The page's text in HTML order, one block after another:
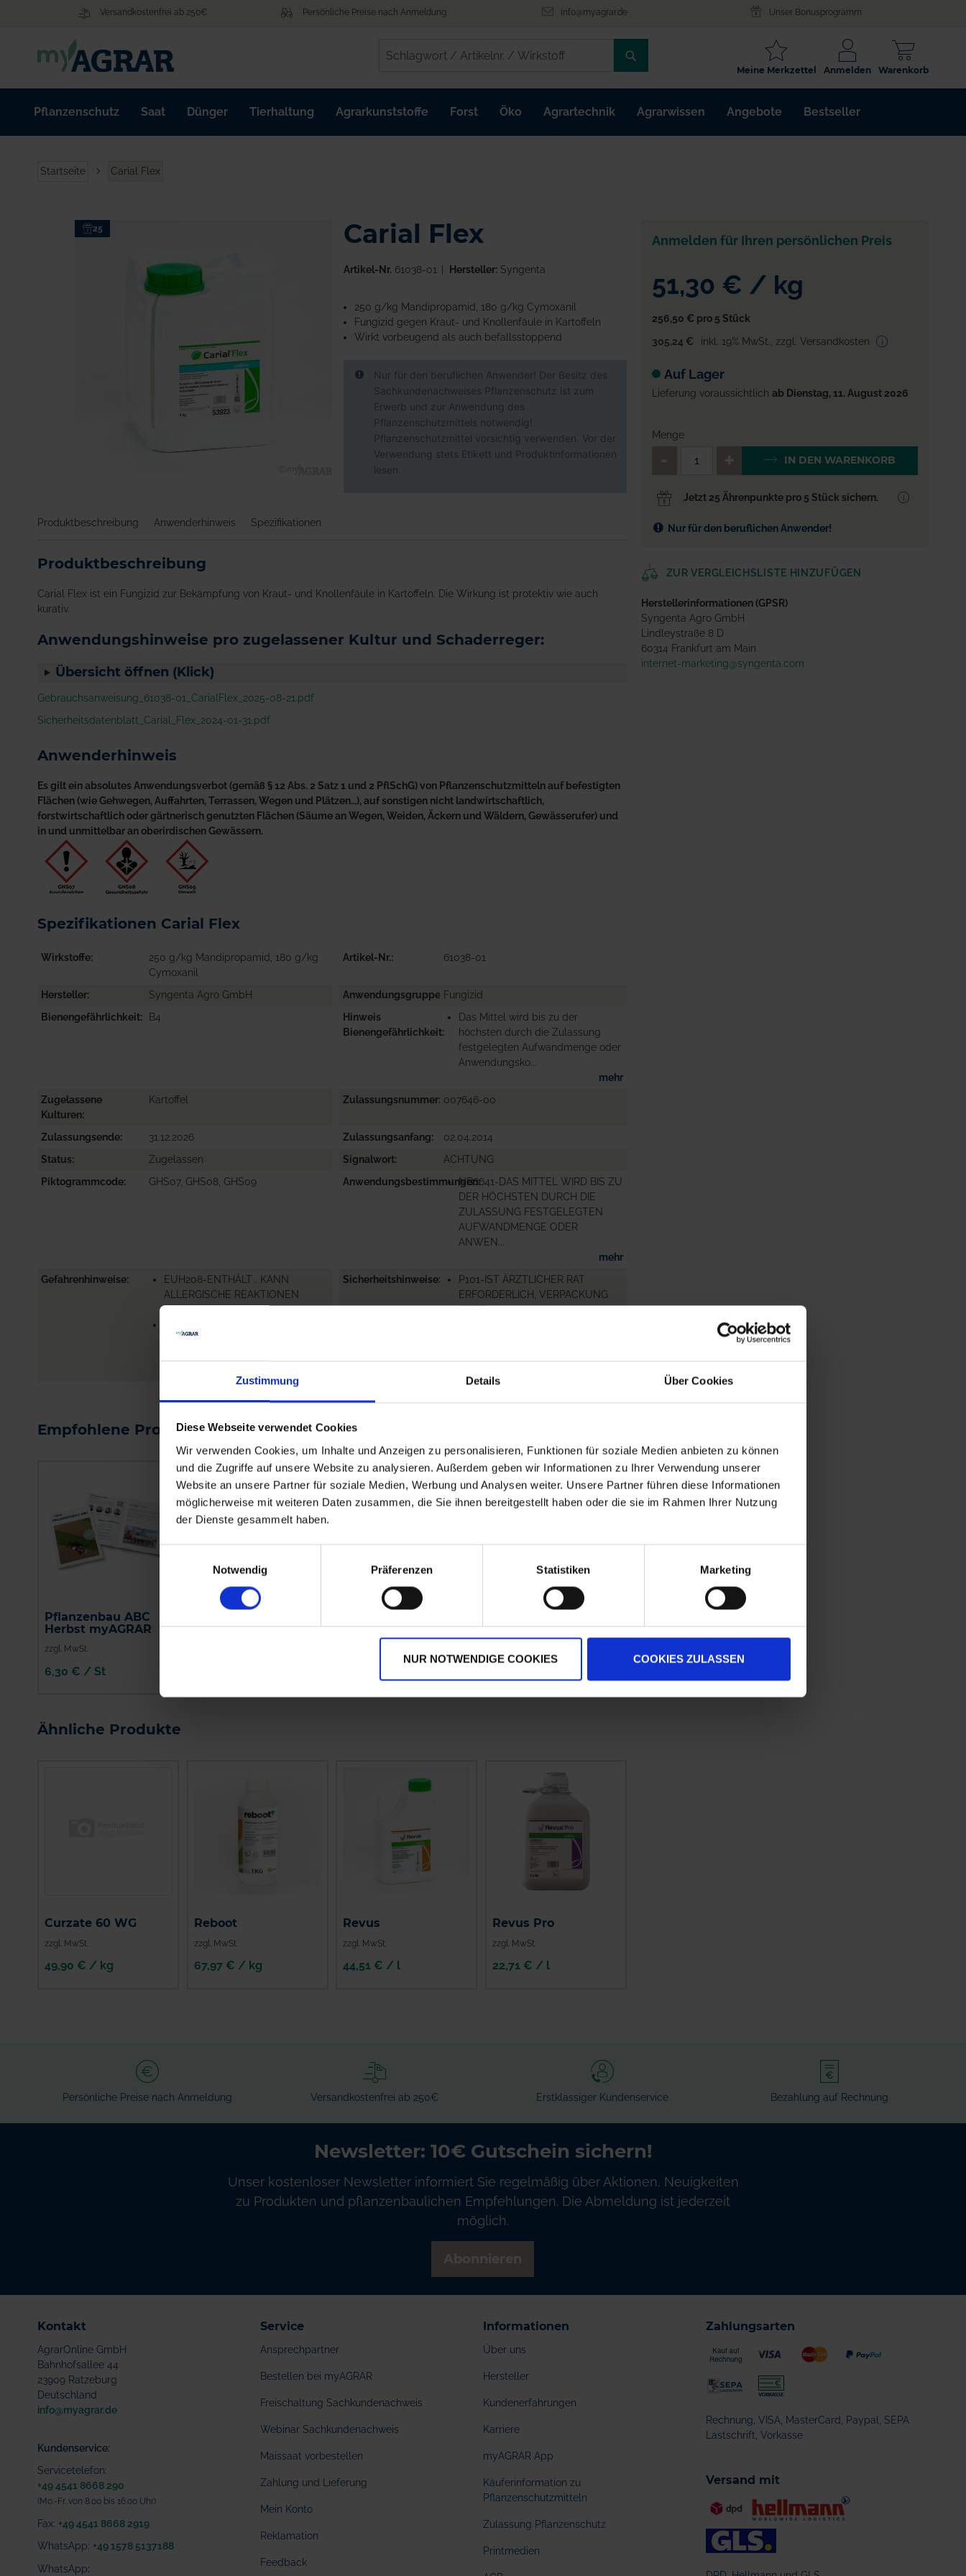
Zustimmung Details Über Cookies
Diese Webseite verwendet Cookies
Wir verwenden Cookies, um Inhalte und Anzeigen zu personalisieren, Funktionen für soziale Medien anbieten zu können
und die Zugriffe auf unsere Website zu analysieren. Außerdem geben wir Informationen zu Ihrer Verwendung unserer
Website an unsere Partner für soziale Medien, Werbung und Analysen weiter. Unsere Partner führen diese Informationen
möglicherweise mit weiteren Daten zusammen, die Sie ihnen bereitgestellt haben oder die sie im Rahmen Ihrer Nutzung
der Dienste gesammelt haben.
Einwilligungsauswahl
Notwendig
Präferenzen Statistiken Marketing
NUR NOTWENDIGE COOKIES COOKIES ZULASSEN
Versandkostenfrei ab 250€ Persönliche Preise nach Anmeldung info@myagrar.de Unser Bonusprogramm
/
ARTIKELNR.
/
Warenkorb
Anmelden
Meine Merkzettel
Pflanzenschutz Saat Dünger Tierhaltung Agrarkunststoffe Forst Öko Agrartechnik Agrarwissen Angebote Bestseller
Startseite Carial Flex
25
Bildgalerie
Carial Flex
Artikel-Nr. 61038-01 Hersteller:Syngenta
250 g/kg Mandipropamid, 180 g/kg Cymoxanil
Fungizid gegen Kraut- und Knollenfäule in Kartoffeln
Wirkt vorbeugend als auch befallsstoppend
Nur für den beruflichen Anwender! Der Besitz des
Sachkundenachweises Pflanzenschutz ist zum
Erwerb und zur Anwendung des
Pflanzenschutzmittels notwendig!
Pflanzenschutzmittel vorsichtig verwenden. Vor der
Verwendung stets Etikett und Produktinformationen
lesen.
Produktbeschreibung Anwenderhinweis Spezifikationen
Produktbeschreibung
Carial Flex ist ein Fungizid zur Bekämpfung von Kraut- und Knollenfäule in Kartoffeln. Die Wirkung ist protektiv wie auch
kurativ.
Anwendungshinweise pro zugelassener Kultur und Schaderreger:
Übersicht öffnen (Klick)
Gebrauchsanweisung_61038-01_CarialFlex_2025-08-21.pdf
Sicherheitsdatenblatt_Carial_Flex_2024-01-31.pdf
Anwenderhinweis
Es gilt ein absolutes Anwendungsverbot (gemäß § 12 Abs. 2 Satz 1 und 2 PflSchG) von Pflanzenschutzmitteln auf befestigten
Flächen (wie Gehwegen, Auffahrten, Terrassen, Wegen und Plätzen…), auf sonstigen nicht landwirtschaftlich,
forstwirtschaftlich oder gärtnerisch genutzten Flächen (Säume an Wegen, Weiden, Äckern und Wäldern, Gewässerufer) und
in und unmittelbar an oberirdischen Gewässern.
Spezifikationen Carial Flex
Wirkstoffe
250 g/kg Mandipropamid, 180 g/kg
Cymoxanil
Artikel-Nr. 61038-01
Hersteller Syngenta Agro GmbH Anwendungsgruppe Fungizid
Bienengefährlichkeit
B4
Hinweis
Bienengefährlichkeit
Das Mittel wird bis zu der
höchsten durch die Zulassung
festgelegten Aufwandmenge oder
Anwendungsko...
mehr
Zugelassene
Kulturen
Kartoffel Zulassungsnummer 007646-00
Zulassungsende 31.12.2026 Zulassungsanfang
02.04.2014
Status
Zugelassen Signalwort
ACHTUNG
Piktogrammcode
GHS07, GHS08, GHS09 AnwendungsbestimmungenNB6641-DAS MITTEL WIRD BIS ZU
DER HÖCHSTEN DURCH DIE
ZULASSUNG FESTGELEGTEN
AUFWANDMENGE ODER
ANWEN...
mehr
Gefahrenhinweise
EUH208-ENTHÄLT . KANN
ALLERGISCHE REAKTIONEN
HERVORRUFEN.
RISIKEN FÜR MEN...
Sicherheitshinweise
P101-IST ÄRZTLICHER RAT
ERFORDERLICH, VERPACKUNG
ODER
Empfohlene Produkte
Pflanzenbau ABC
Herbst myAGRAR
zzgl. MwSt.
6,30 € / St
Shirlan Terminus Propulse
Ähnliche Produkte
Curzate 60 WG
zzgl. MwSt.
49,90 € / kg
Reboot
zzgl. MwSt.
67,97 € / kg
Revus
zzgl. MwSt.
44,51 € / l
Revus Pro
zzgl. MwSt.
22,71 € / l
Anmelden für Ihren persönlichen Preis
51,30 € / kg
256,50 € pro 5 Stück
305,24 €
inkl. 19% MwSt. zzgl. Versandkosten
Auf Lager
Lieferung voraussichtlich ab Dienstag, 11. August 2026
Menge
QTY_CONTROL_DECREASE
IN DEN WARENKORB
Jetzt 25 Ährenpunkte pro 5 Stück sichern.
Nur für den beruflichen Anwender!
ZUR VERGLEICHSLISTE HINZUFÜGEN
Herstellerinformationen (GPSR)
Syngenta Agro GmbH
Lindleystraße 8 D
60314 Frankfurt am Main
internet-marketing@syngenta.com
Persönliche Preise nach Anmeldung Versandkostenfrei ab 250€ Erstklassiger Kundenservice Bezahlung auf Rechnung
Newsletter: 10€ Gutschein sichern!
Unser kostenloser Newsletter informiert Sie regelmäßig über Aktionen, Neuigkeiten
zu Produkten und pflanzenbaulichen Empfehlungen. Die Abmeldung ist jederzeit
möglich.
Kontakt
AgrarOnline GmbH
Bahnhofsallee 44
23909 Ratzeburg
Deutschland
info@myagrar.de
Kundenservice:
Servicetelefon:
+49 4541 8668 290
(Mo.-Fr. von 8.00 bis 16.00 Uhr)
Fax: +49 4541 8668 2919
WhatsApp: +49 1578 5137188
WhatsApp:
Service
Ansprechpartner
Bestellen bei myAGRAR
Freischaltung Sachkundenachweis
Webinar Sachkundenachweis
Maissaat vorbestellen
Zahlung und Lieferung
Mein Konto
Reklamation
Feedback
Informationen
Über uns
Hersteller
Kundenerfahrungen
Karriere
myAGRAR App
Käuferinformation zu
Pflanzenschutzmitteln
Zulassung Pflanzenschutz
Printmedien
Zahlungsarten
Rechnung, VISA, MasterCard, Paypal, SEPA
Lastschrift, Vorkasse
Versand mit